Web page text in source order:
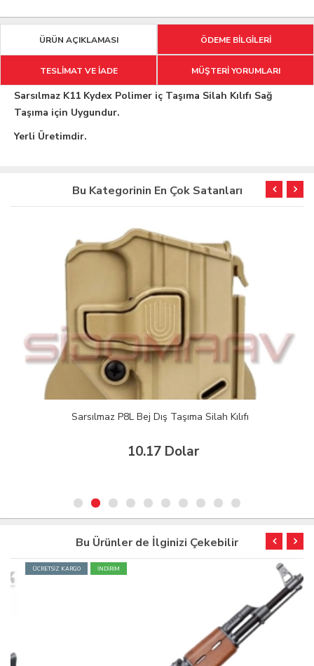
ÜRÜN AÇIKLAMASI ÖDEME BİLGİLERİ
TESLİMAT VE İADE MÜŞTERİ YORUMLARI
Sarsılmaz K11 Kydex Polimer iç Taşıma Silah Kılıfı Sağ
Taşıma için Uygundur.
Yerli Üretimdir.
Bu Kategorinin En Çok Satanları
Sarsılmaz P8L Bej Dış Taşıma Silah Kılıfı
10.17 Dolar
Bu Ürünler de İlginizi Çekebilir
ÜCRETSİZ KARGO İNDİRİM